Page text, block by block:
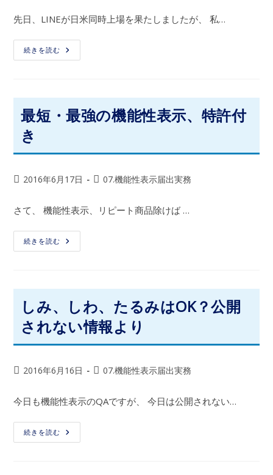
先日、LINEが日米同時上場を果たしましたが、 私…
続きを読む
最短・最強の機能性表示、特許付
き
2016年6月17日 07.機能性表示届出実務
さて、 機能性表示、リピート商品除けば …
続きを読む
しみ、しわ、たるみはOK？公開
されない情報より
2016年6月16日 07.機能性表示届出実務
今日も機能性表示のQAですが、 今日は公開されない…
続きを読む